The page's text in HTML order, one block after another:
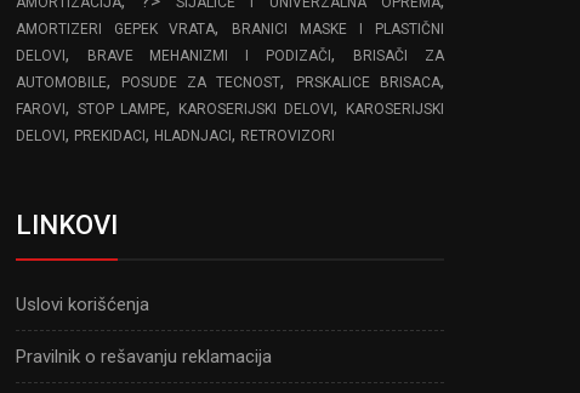
AMORTIZERI GEPEK VRATA,
BRANICI MASKE I PLASTIČNI
DELOVI , BRAVE MEHANIZMI I PODIZAČI,
BRISAČI ZA
AUTOMOBILE, POSUDE ZA TECNOST, PRSKALICE BRISACA,
FAROVI , STOP LAMPE, KAROSERIJSKI DELOVI,
KAROSERIJSKI
DELOVI , PREKIDACI , HLADNJACI , RETROVIZORI
LINKOVI
Uslovi korišćenja
Pravilnik o rešavanju reklamacija